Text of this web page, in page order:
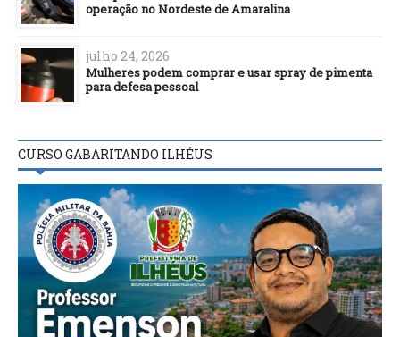
operação no Nordeste de Amaralina
julho 24, 2026
Mulheres podem comprar e usar spray de pimenta
para defesa pessoal
CURSO GABARITANDO ILHÉUS